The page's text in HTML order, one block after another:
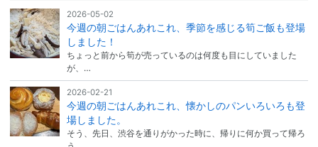
2026-05-02
今週の朝ごはんあれこれ、季節を感じる筍ご飯も登場
しました！
ちょっと前から筍が売っているのは何度も目にしていました
が、…
2026-02-21
今週の朝ごはんあれこれ、懐かしのパンいろいろも登
場しました。
そう、先日、渋谷を通りがかった時に、帰りに何か買って帰ろ